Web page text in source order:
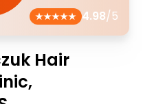
4.98/5
Hair